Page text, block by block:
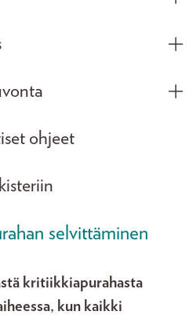
ohjeet
selvittäminen
kritiikkiapurahasta
kun kaikki